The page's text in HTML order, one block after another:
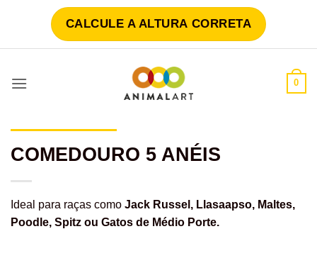
CALCULE A ALTURA CORRETA
0
COMEDOURO 5 ANÉIS
Ideal para raças como Jack Russel, Llasaapso, Maltes,
Poodle, Spitz ou Gatos de Médio Porte.